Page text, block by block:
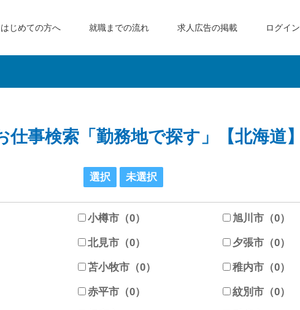
はじめての方へ 就職までの流れ 求人広告の掲載 ログイン
仕事検索「勤務地で探す」【北海道】
小樽市（0） 旭川市（0）
北見市（0） 夕張市（0）
苫小牧市（0） 稚内市（0）
赤平市（0） 紋別市（0）